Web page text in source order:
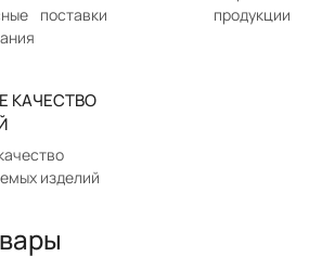
поставки
продукции
КАЧЕСТВО
изделий